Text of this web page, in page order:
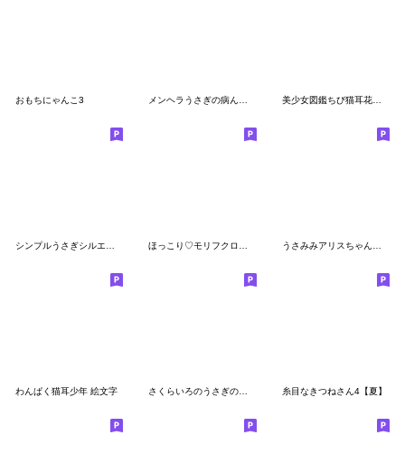
おもちにゃんこ3 美少女図鑑ちび猫耳花魁の毎日使える絵文字
わんぱく猫耳少年 絵文字 さくらいろのうさぎの絵文字１ 糸目なきつねさん4【夏】